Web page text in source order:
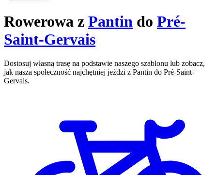
Rowerowa z Pantin do Pré-
Saint-Gervais
Dostosuj własną trasę na podstawie naszego szablonu lub zobacz,
jak nasza społeczność najchętniej jeździ z Pantin do Pré-Saint-
Gervais.